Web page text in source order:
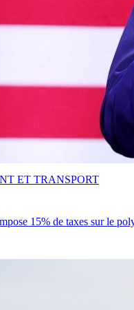
15% de taxes sur le
ET TRANSPORT